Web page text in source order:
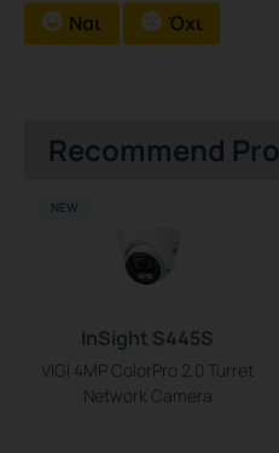
Ναι Όχι
Recommend
InSight S445S
VIGI 4MP ColorPro 2.0 Turret
Network Camera
NEW